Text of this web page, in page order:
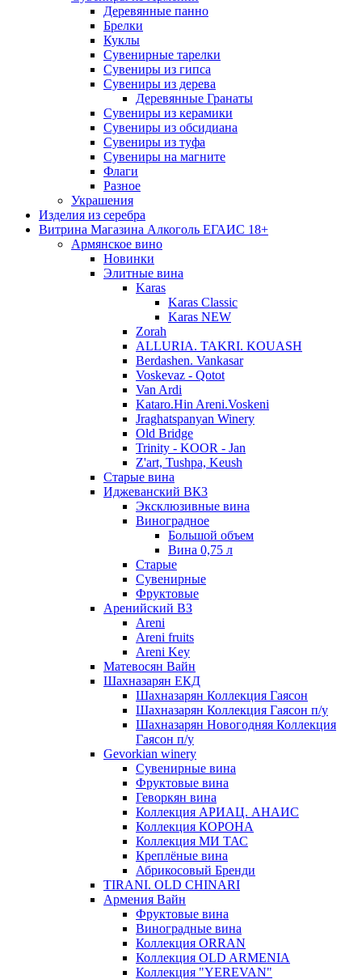
Деревянные панно
Брелки
Куклы
Сувенирные тарелки
Сувениры из гипса
Сувениры из дерева
Деревянные Гранаты
Сувениры из керамики
Сувениры из обсидиана
Сувениры из туфа
Сувениры на магните
Флаги
Разное
Украшения
Изделия из серебра
Витрина Магазина Алкоголь ЕГАИС 18+
Армянское вино
Новинки
Элитные вина
Karas
Karas Classic
Karas NEW
Zorah
ALLURIA. TAKRI. KOUASH
Berdashen. Vankasar
Voskevaz - Qotot
Van Ardi
Kataro.Hin Areni.Voskeni
Jraghatspanyan Winery
Old Bridge
Trinity - KOOR - Jan
Z'art, Tushpa, Keush
Старые вина
Иджеванский ВК3
Эксклюзивные вина
Виноградное
Большой объем
Вина 0,75 л
Старые
Сувенирные
Фруктовые
Аренийский ВЗ
Areni
Areni fruits
Areni Key
Матевосян Вайн
Шахназарян ЕКД
Шахназарян Коллекция Гаясон
Шахназарян Коллекция Гаясон п/у
Шахназарян Новогодняя Коллекция
Гаясон п/у
Gevorkian winery
Сувенирные вина
Фруктовые вина
Геворкян вина
Коллекция АРИАЦ. АНАИС
Коллекция КОРОНА
Коллекция МИ ТАС
Креплёные вина
Абрикосовый Бренди
TIRANI. OLD CHINARI
Армения Вайн
Фруктовые вина
Виноградные вина
Коллекция ORRAN
Коллекция OLD ARMENIA
Коллекция "YEREVAN"